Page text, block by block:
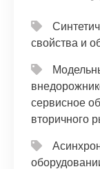
свойства и
сервисное
вторичного